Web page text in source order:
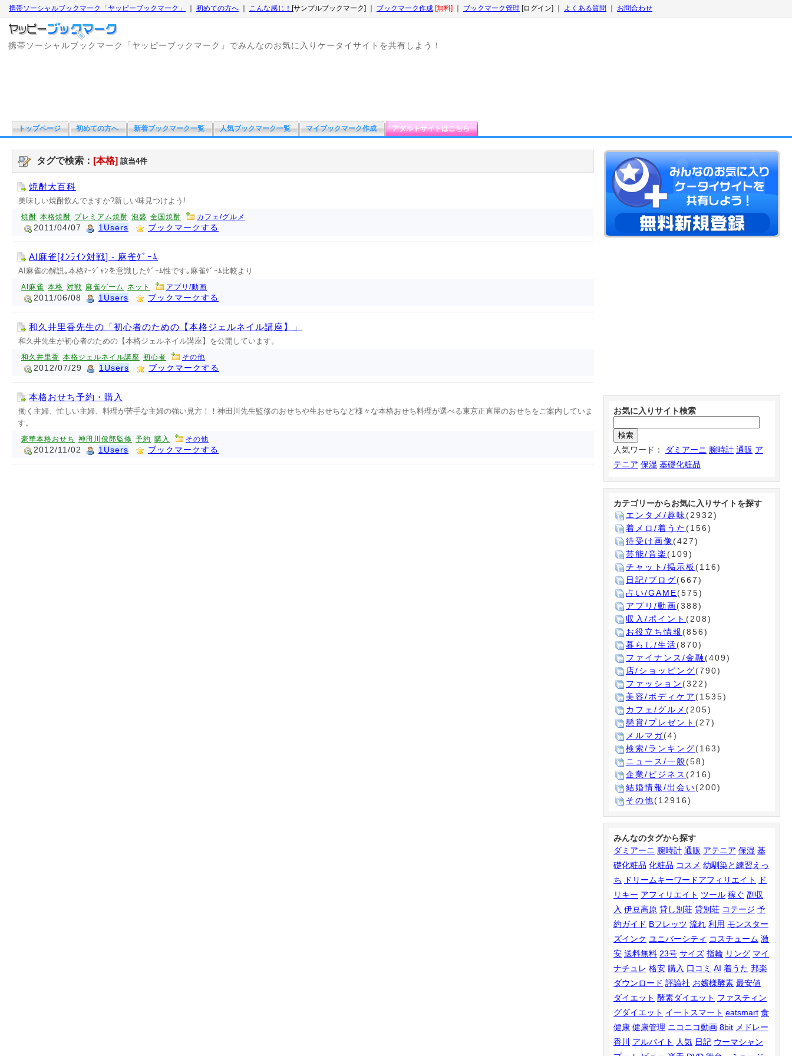
携帯ソーシャルブックマーク「ヤッピーブックマーク」 初めての方へ こんな感じ！ [サンプルブックマーク] ｜ ブックマーク作成 [無料] ブックマーク管理 [ログイン] ｜ よくある質問 お問合わせ
携帯ソーシャルブックマーク「ヤッピーブックマーク」でみんなのお気に入りケータイサイトを共有しよう！
トップページ 初めての方へ 新着ブックマーク一覧 人気ブックマーク一覧 マイブックマーク作成 アダルトサイトはこちら
タグで検索： [本格] 該当4件
焼酎大百科
美味しい焼酎飲んでますか?新しい味見つけよう!
焼酎 本格焼酎 プレミアム焼酎 泡盛 全国焼酎 カフェ/グルメ
2011/04/07 1Users ブックマークする
AI麻雀[ｵﾝﾗｲﾝ対戦] - 麻雀ｹﾞｰﾑ
AI麻雀の解説｡本格ﾏｰｼﾞｬﾝを意識したｹﾞｰﾑ性です｡麻雀ｹﾞｰﾑ比較より
AI麻雀 本格 対戦 麻雀ゲーム ネット アプリ/動画
2011/06/08 1Users ブックマークする
和久井里香先生の「初心者のための【本格ジェルネイル講座】」
和久井先生が初心者のための【本格ジェルネイル講座】を公開しています。
和久井里香 本格ジェルネイル講座 初心者 その他
2012/07/29 1Users ブックマークする
本格おせち予約・購入
働く主婦、忙しい主婦、料理が苦手な主婦の強い見方！！神田川先生監修のおせちや生おせちなど様々な本格おせち料理が選べる東京正直屋のおせちをご案内していま
す。
豪華本格おせち 神田川俊郎監修 予約 購入 その他
2012/11/02 1Users ブックマークする
お気に入りサイト検索
人気ワード： ダミアーニ 腕時計 通販 ア
テニア 保湿 基礎化粧品
カテゴリーからお気に入りサイトを探す
エンタメ/趣味(2932)
着メロ/着うた (156)
待受け画像(427)
芸能/音楽 (109)
チャット/掲示板 (116)
日記/ブログ(667)
占い/GAME(575)
アプリ/動画(388)
収入/ポイント (208)
お役立ち情報 (856)
暮らし/生活(870)
ファイナンス/金融 (409)
店/ショッピング(790)
ファッション (322)
美容/ボディケア (1535)
カフェ/グルメ (205)
懸賞/プレゼント (27)
メルマガ(4)
検索/ランキング(163)
ニュース/一般(58)
企業/ビジネス (216)
結婚情報/出会い(200)
その他(12916)
みんなのタグから探す
ダミアーニ 腕時計 通販 アテニア 保湿 基
礎化粧品 化粧品 コスメ 幼馴染と練習えっ
ち
ドリームキーワードアフィリエイト
ド
リキー アフィリエイト ツール 稼ぐ 副収
入 伊豆高原 貸し別荘 貸別荘 コテージ 予
約ガイド Bフレッツ 流れ 利用 モンスター
ズインク ユニバーシティ コスチューム 激
安 送料無料 23号 サイズ 指輪 リング マイ
ナチュレ 格安 購入 口コミ AI 着うた 邦楽
ダウンロード 評論社 お嬢様酵素 最安値
ダイエット 酵素ダイエット ファスティン
グダイエット イートスマート eatsmart 食
健康 健康管理 ニコニコ動画 8bit メドレー
香川
アルバイト 人気 日記 ウーマシャン